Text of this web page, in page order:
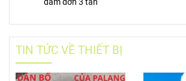
dầm đơn 3 tấn
TIN TỨC VỀ THIẾT BỊ